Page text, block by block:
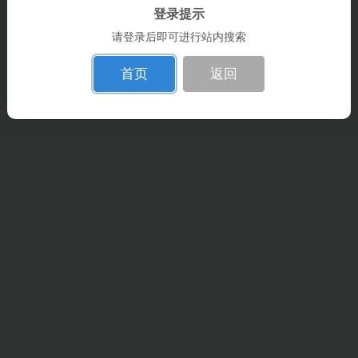
登录提示
请登录后即可进行站内搜索
首页 返回